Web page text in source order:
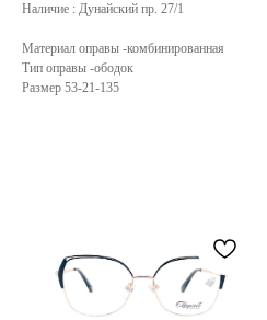
Наличие : Дунайский пр. 27/1
Материал оправы -комбинированная
Тип оправы -ободок
Размер 53-21-135